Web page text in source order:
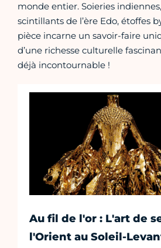
monde entier. Soieries
scintillants de l’ère Edo, étoffes
pièce incarne un savoir-faire
d’une richesse culturelle
déjà incontournable !
Au fil de l'or : L'art de
l'Orient au Soleil-